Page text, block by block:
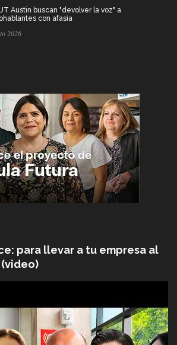
Austin buscan "devolver la voz" a
con afasia
2026
para llevar a tu empresa al